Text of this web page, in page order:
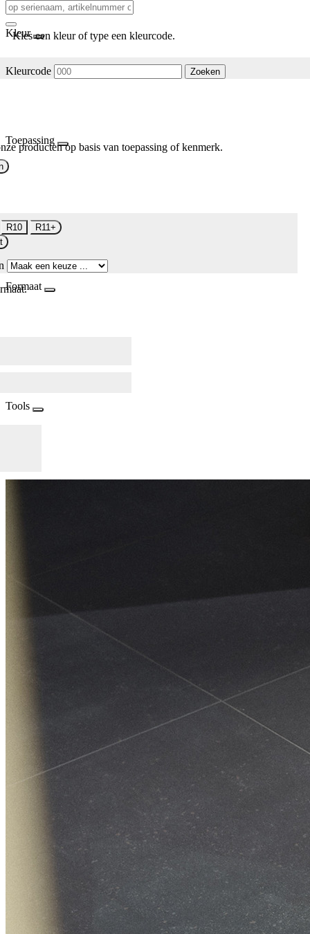
Kleur
Kies een kleur of type een kleurcode.
Kleurcode Zoeken
Toepassing
producten op basis van toepassing of kenmerk.
R10
R11+
Formaat
Tools